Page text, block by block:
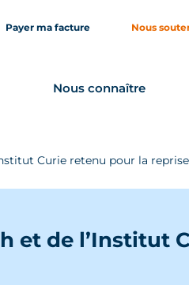
Payer ma facture Nous
Nous connaître
Curie retenu pour la
et de l’Institut